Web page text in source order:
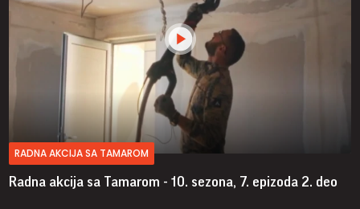
RADNA AKCIJA SA TAMAROM
Radna akcija sa Tamarom - 10. sezona, 7. epizoda 2. deo